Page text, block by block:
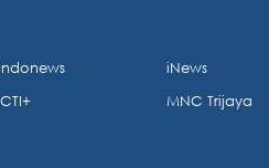
iNews
MNC Trijaya